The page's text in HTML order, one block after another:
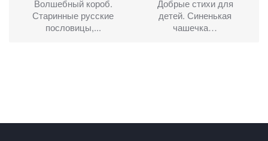
Волшебный короб.
Старинные русские
пословицы,...
Добрые стихи для
детей. Синенькая
чашечка…